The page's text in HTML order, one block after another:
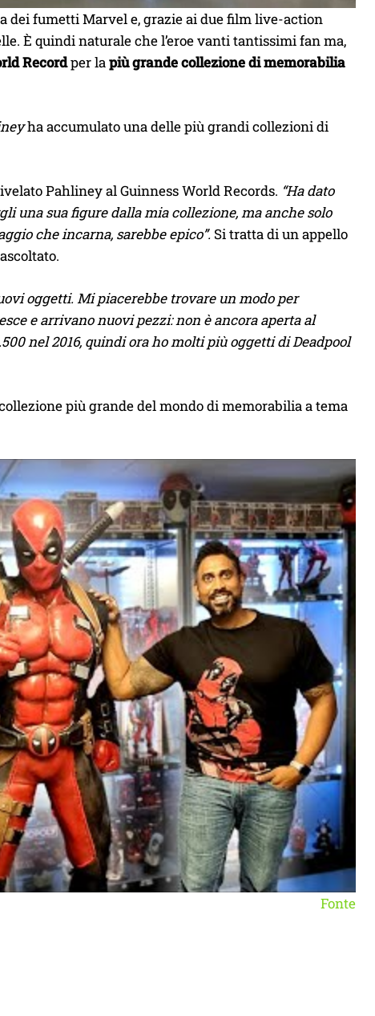
dei fumetti Marvel e, grazie ai due film live-action
È quindi naturale che l’eroe vanti tantissimi fan ma,
Recordper lapiù grande collezione di memorabilia
ha accumulato una delle più grandi collezioni di
Pahliney al Guinness World Records. “Ha dato
una sua figure dalla mia collezione, ma anche solo
che incarna, sarebbe epico”. Si tratta di un appello
oggetti. Mi piacerebbe trovare un modo per
e arrivano nuovi pezzi: non è ancora aperta al
nel 2016, quindi ora ho molti più oggetti di Deadpool
più grande del mondo di memorabilia a tema
Fonte